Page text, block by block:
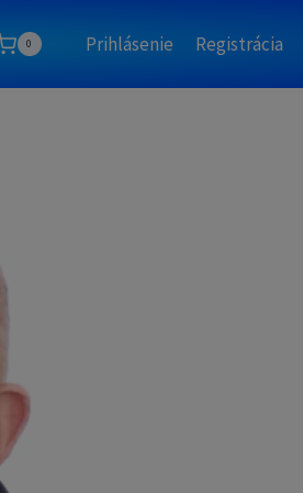
0 Prihlásenie Registrácia